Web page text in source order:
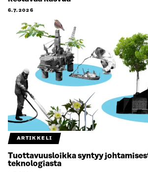
6.7.2026
ARTIKKELI
Tuottavuusloikka syntyy
teknologiasta